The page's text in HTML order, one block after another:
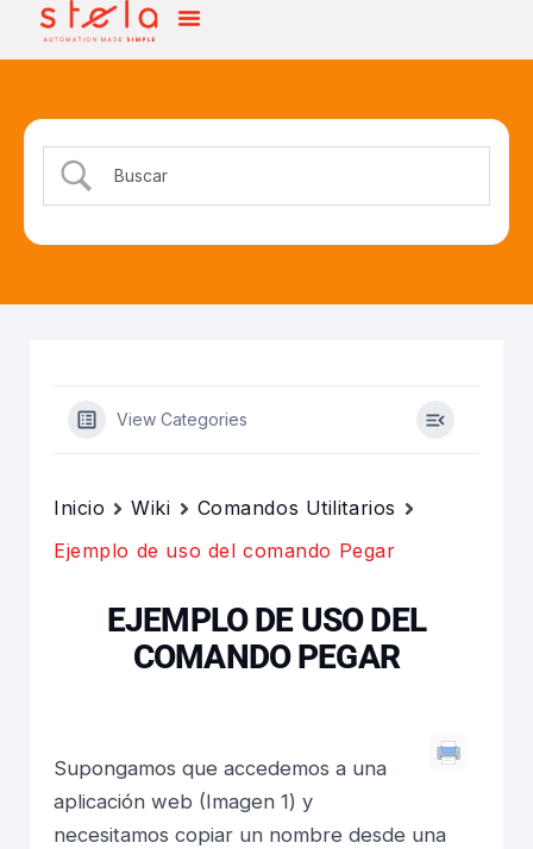
View Categories
Inicio Wiki
Comandos Utilitarios
Ejemplo de uso del comando Pegar
EJEMPLO DE USO DEL
COMANDO PEGAR
Supongamos que accedemos a una
aplicación web (Imagen 1) y
necesitamos copiar un nombre desde una